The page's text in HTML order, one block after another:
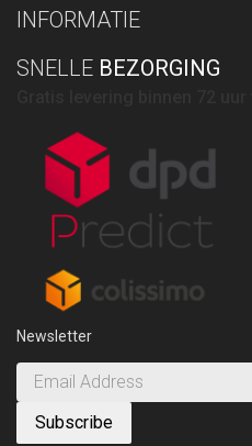
INFORMATIE
SNELLE BEZORGING
Newsletter